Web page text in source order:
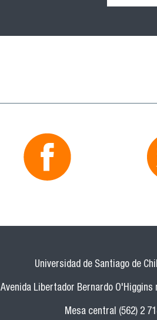
Universidad de Santiago de
Avenida Libertador Bernardo O'Higgins
Mesa central (562) 2